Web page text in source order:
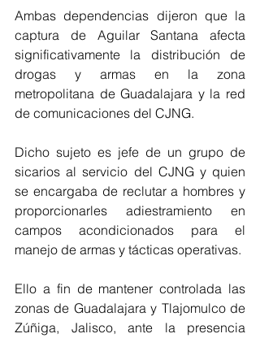
Ambas dependencias dijeron que la
captura de Aguilar Santana afecta
significativamente la distribución de
drogas y armas en la zona
metropolitana de Guadalajara y la red
de comunicaciones del CJNG.
Dicho sujeto es jefe de un grupo de
sicarios al servicio del CJNG y quien
se encargaba de reclutar a hombres y
proporcionarles adiestramiento en
campos acondicionados para el
manejo de armas y tácticas operativas.
Ello a fin de mantener controlada las
zonas de Guadalajara y Tlajomulco de
Zúñiga, Jalisco, ante la presencia